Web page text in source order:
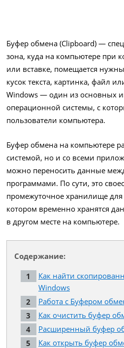
Буфер обмена (Clipboard) —
зона, куда на компьютере при
или вставке, помещается
кусок текста, картинка, файл
Windows — один из основных
операционной системы, с
пользователи компьютера.
Буфер обмена на компьютере
системой, но и со всеми
можно переносить данные
программами. По сути, это
промежуточное хранилище
котором временно хранятся
в другом месте на компьютере.
Содержание:
Как найти
Windows
Работа с Буфером
Как очистить буфер
Расширенный буфер
Как открыть буфер